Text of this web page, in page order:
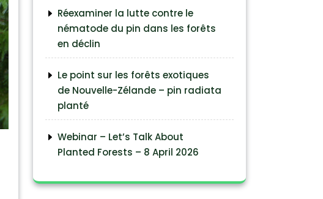
Réexaminer la lutte contre le
nématode du pin dans les forêts
en déclin
Le point sur les forêts exotiques
de Nouvelle-Zélande – pin radiata
planté
Webinar – Let’s Talk About
Planted Forests – 8 April 2026